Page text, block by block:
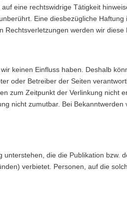
eine rechtswidrige Tätigkeit
Eine diesbezügliche
werden wir diese
keinen Einfluss haben. Deshalb
oder Betreiber der Seiten
zum Zeitpunkt der Verlinkung nicht
nicht zumutbar. Bei
die die Publikation bzw.
verbietet. Personen, auf die